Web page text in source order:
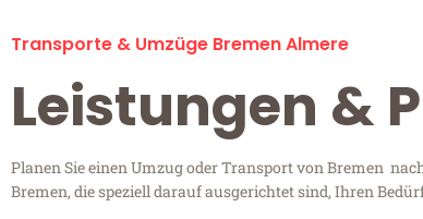
Transporte & Umzüge Bremen Almere
Leistungen &
Planen Sie einen Umzug oder Transport von Bremen
Bremen, die speziell darauf ausgerichtet sind, Ihren